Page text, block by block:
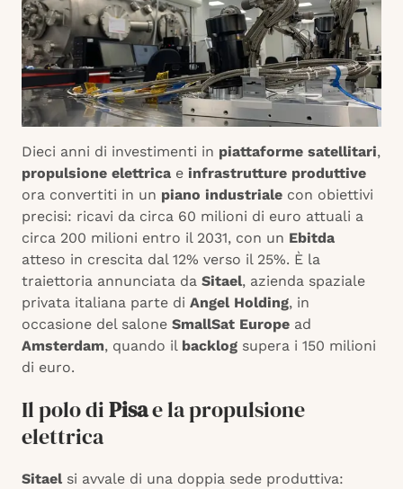
Dieci anni di investimenti in piattaforme satellitari,
propulsione elettrica e infrastrutture produttive
ora convertiti in un piano industriale con obiettivi
precisi: ricavi da circa 60 milioni di euro attuali a
circa 200 milioni entro il 2031, con un Ebitda
atteso in crescita dal 12% verso il 25%. È la
traiettoria annunciata da Sitael, azienda spaziale
privata italiana parte di Angel Holding, in
occasione del salone SmallSat Europe ad
Amsterdam, quando il backlog supera i 150 milioni
di euro.
Il polo diPisae la propulsione
elettrica
Sitaelsi avvale di una doppia sede produttiva: